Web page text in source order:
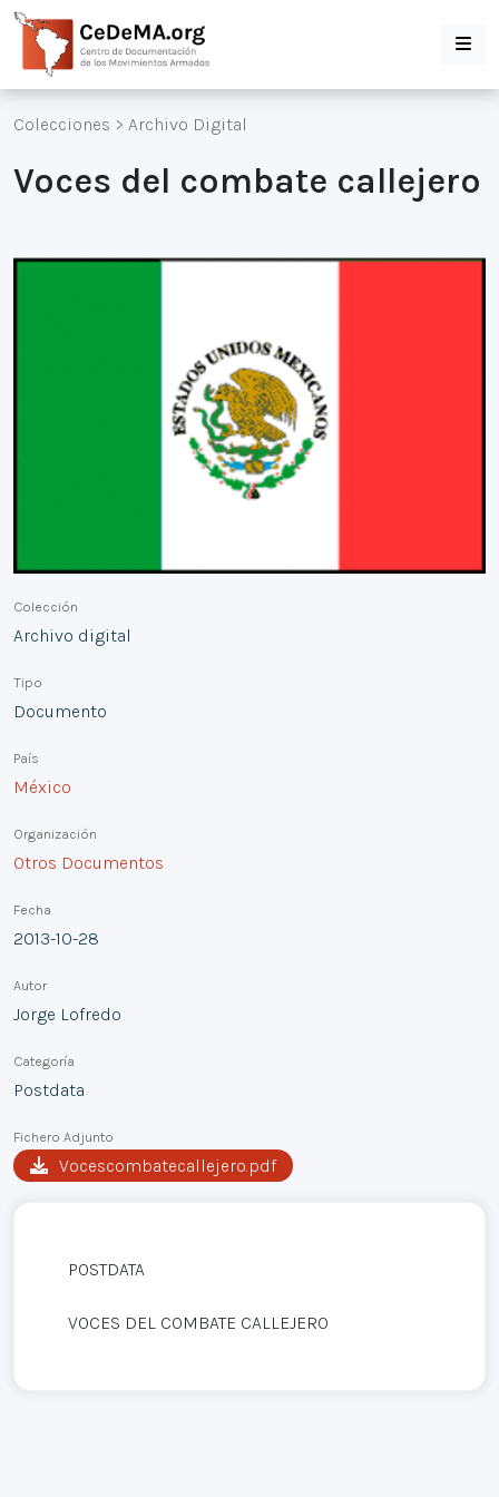
Colecciones > Archivo Digital
Voces del combate callejero
Colección
Archivo digital
Tipo
Documento
País
México
Organización
Otros Documentos
Fecha
2013-10-28
Autor
Jorge Lofredo
Categoría
Postdata
Fichero Adjunto
Vocescombatecallejero.pdf
POSTDATA
VOCES DEL COMBATE CALLEJERO